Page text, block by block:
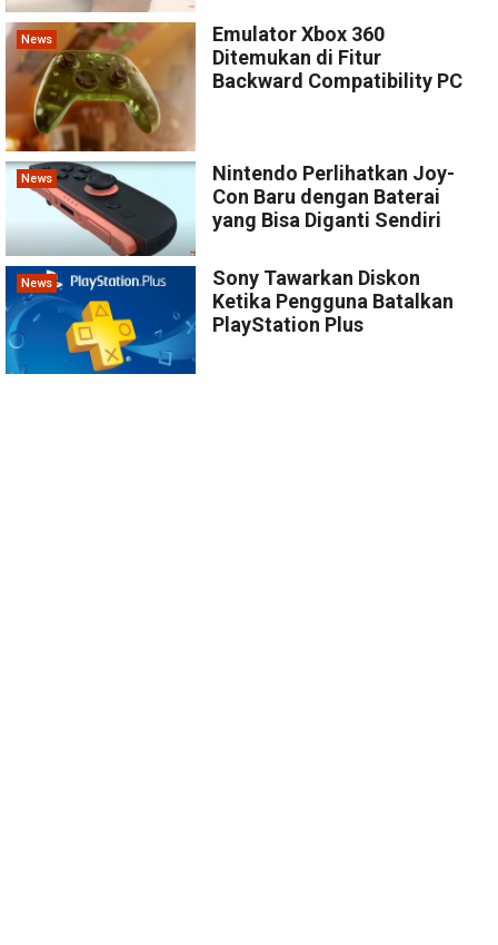
News
Emulator Xbox 360
Ditemukan di Fitur
Backward Compatibility PC
News
Nintendo Perlihatkan Joy-
Con Baru dengan Baterai
yang Bisa Diganti Sendiri
News
Sony Tawarkan Diskon
Ketika Pengguna Batalkan
PlayStation Plus